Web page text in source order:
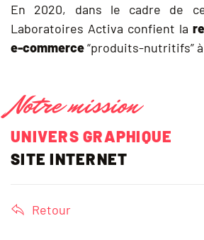
En 2020, dans le cadre de
Laboratoires Activa confient la
e-commerce“produits-nutritifs”
Notre mission
UNIVERS GRAPHIQUE
SITE INTERNET
Retour